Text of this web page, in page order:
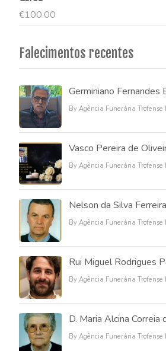
€100.00
Falecimentos recentes
Germiniano Fernandes
By Agência Funerária Trofense
Vasco Pereira de
By Agência Funerária Trofense
Nelson da Silva Ferreira
By Agência Funerária Trofense
Rui Miguel Rodrigues
By Agência Funerária Trofense
D. Maria Alcina Correia
By Agência Funerária